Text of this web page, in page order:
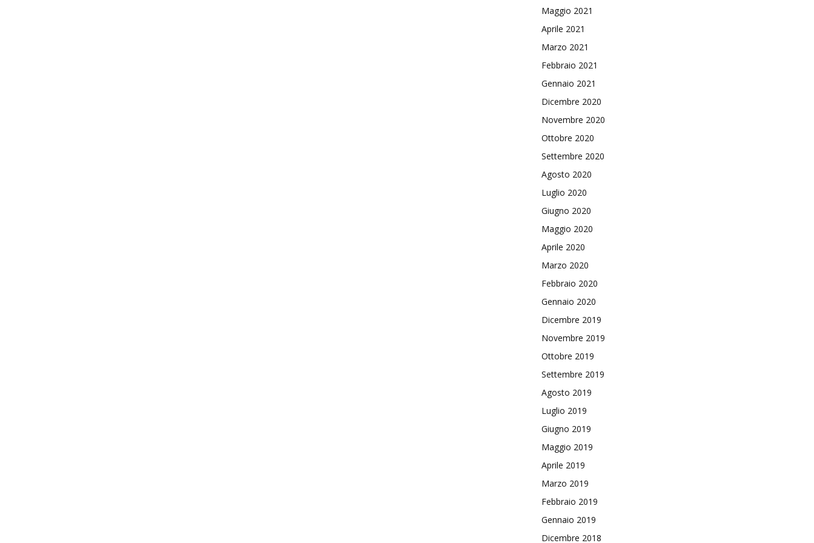
Maggio 2021
Aprile 2021
Marzo 2021
Febbraio 2021
Gennaio 2021
Dicembre 2020
Novembre 2020
Ottobre 2020
Settembre 2020
Agosto 2020
Luglio 2020
Giugno 2020
Maggio 2020
Aprile 2020
Marzo 2020
Febbraio 2020
Gennaio 2020
Dicembre 2019
Novembre 2019
Ottobre 2019
Settembre 2019
Agosto 2019
Luglio 2019
Giugno 2019
Maggio 2019
Aprile 2019
Marzo 2019
Febbraio 2019
Gennaio 2019
Dicembre 2018